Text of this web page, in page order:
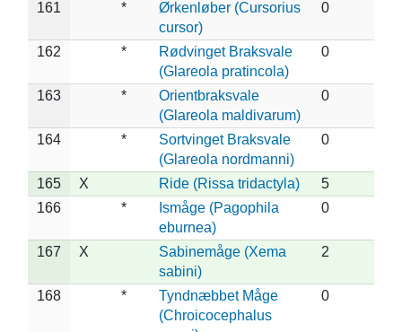
161 *
Ørkenløber (Cursorius
cursor)
0
162 *
Rødvinget Braksvale
(Glareola pratincola)
0
163 *
Orientbraksvale
(Glareola maldivarum)
0
164 *
Sortvinget Braksvale
(Glareola nordmanni)
0
165 X Ride (Rissa tridactyla)
5
166
*
Ismåge (Pagophila
eburnea)
0
167 X
Sabinemåge (Xema
sabini)
2
168 *
Tyndnæbbet Måge
(Chroicocephalus
0